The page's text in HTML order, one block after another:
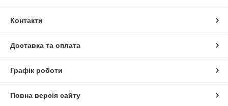
Контакти
Доставка та оплата
Графік роботи
Повна версія сайту